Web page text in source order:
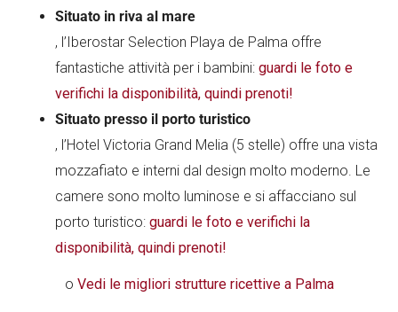
Situato in riva al mare
, l’Iberostar Selection Playa de Palma offre
fantastiche attività per i bambini:guardi le foto e
verifichi la disponibilità, quindi prenoti!
Situato presso il porto turistico
, l’Hotel Victoria Grand Melia (5 stelle) offre una vista
mozzafiato e interni dal design molto moderno. Le
camere sono molto luminose e si affacciano sul
porto turistico:guardi le foto e verifichi la
disponibilità, quindi prenoti!
o Vedi le migliori strutture ricettive a Palma